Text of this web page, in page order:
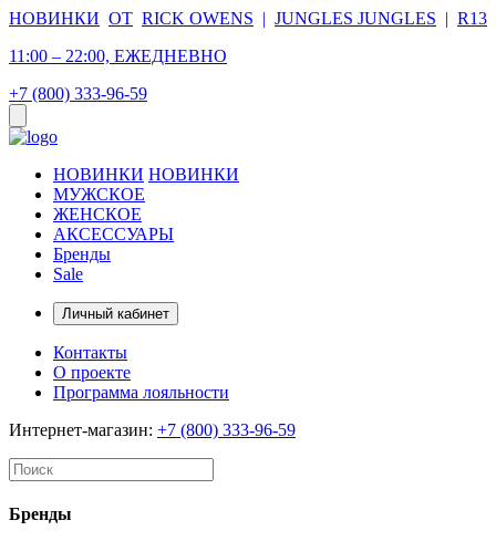
НОВИНКИ ОТ RICK OWENS | JUNGLES JUNGLES | R13
11:00 – 22:00, ЕЖЕДНЕВНО
+7 (800) 333-96-59
НОВИНКИ НОВИНКИ
МУЖСКОЕ
ЖЕНСКОЕ
АКСЕССУАРЫ
Бренды
Sale
Личный кабинет
Контакты
О проекте
Программа лояльности
Интернет-магазин: +7 (800) 333-96-59
Бренды